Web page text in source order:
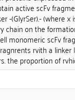
active scFv
-(GlyrSer).- (where
chain on the
monomeric scFv
rvith a
the proportion of